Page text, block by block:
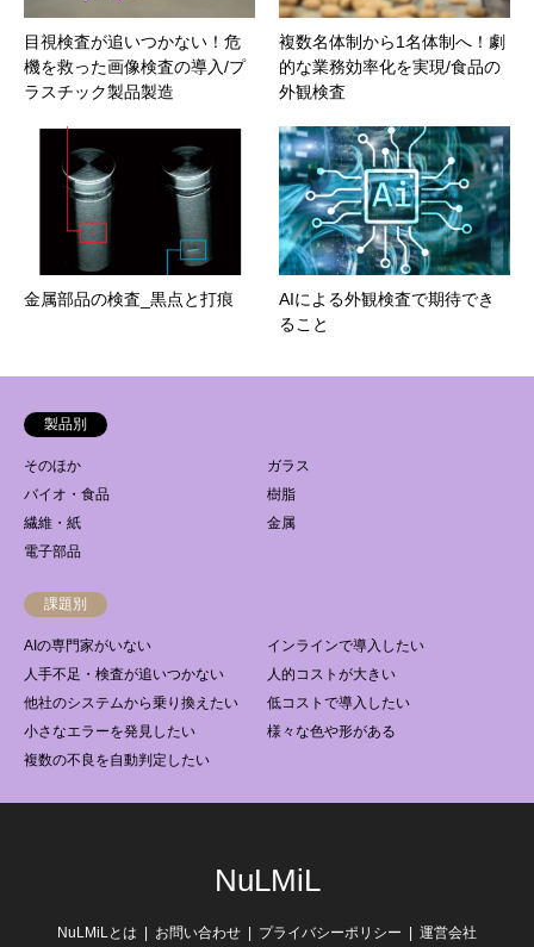
目視検査が追いつかない！危
機を救った画像検査の導入/プ
ラスチック製品製造
複数名体制から1名体制へ！劇
的な業務効率化を実現/食品の
外観検査
金属部品の検査_黒点と打痕
AIによる外観検査で期待でき
ること
製品別
そのほか
ガラス
バイオ・食品
樹脂
繊維・紙
金属
電子部品
課題別
AIの専門家がいない
インラインで導入したい
人手不足・検査が追いつかない
人的コストが大きい
他社のシステムから乗り換えたい
低コストで導入したい
小さなエラーを発見したい
様々な色や形がある
複数の不良を自動判定したい
NuLMiL
NuLMiLとは お問い合わせ プライバシーポリシー 運営会社